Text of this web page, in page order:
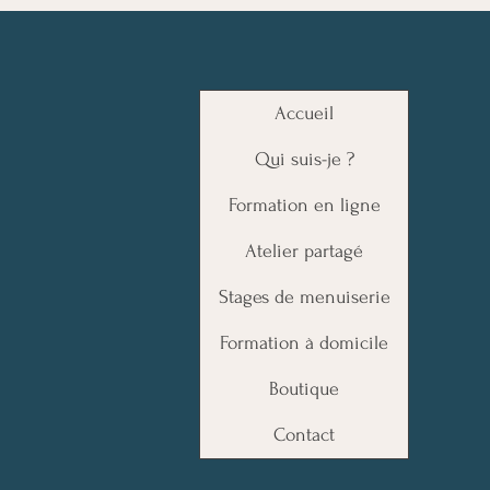
Accueil
Qui suis-je ?
Formation en ligne
Atelier partagé
Stages de menuiserie
Formation à domicile
Boutique
Contact